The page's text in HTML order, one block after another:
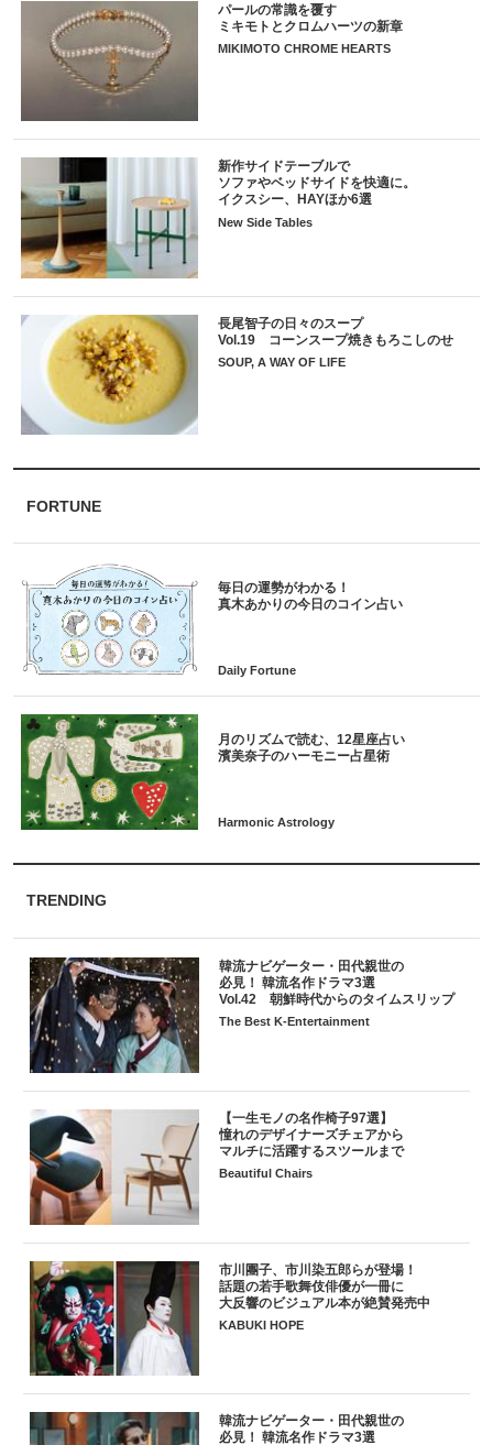
パールの常識を覆す
ミキモトとクロムハーツの新章
MIKIMOTO CHROME HEARTS
新作サイドテーブルで
ソファやベッドサイドを快適に。
イクスシー、HAYほか6選
New Side Tables
長尾智子の日々のスープ
Vol.19 コーンスープ焼きもろこしのせ
SOUP, A WAY OF LIFE
FORTUNE
毎日の運勢がわかる！
月のリズムで読む、12星座占い
TRENDING
韓流ナビゲーター・田代親世の
必見！ 韓流名作ドラマ3選
Vol.42 朝鮮時代からのタイムスリップ
The Best K-Entertainment
【一生モノの名作椅子97選】
憧れのデザイナーズチェアから
マルチに活躍するスツールまで
Beautiful Chairs
市川團子、市川染五郎らが登場！
話題の若手歌舞伎俳優が一冊に
大反響のビジュアル本が絶賛発売中
KABUKI HOPE
韓流ナビゲーター・田代親世の
必見！ 韓流名作ドラマ3選